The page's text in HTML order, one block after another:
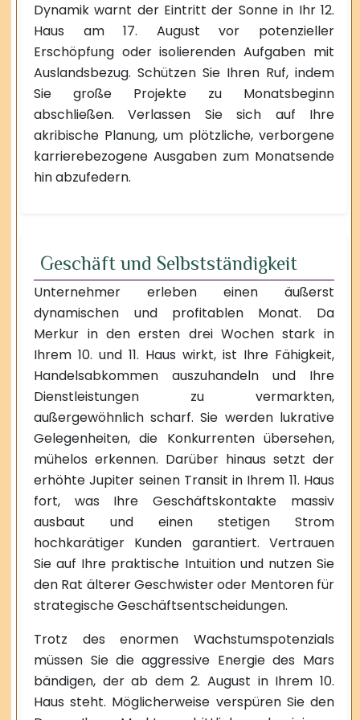
Dynamik warnt der Eintritt der Sonne in Ihr 12.
Haus am 17. August vor potenzieller
Erschöpfung oder isolierenden Aufgaben mit
Auslandsbezug. Schützen Sie Ihren Ruf, indem
Sie große Projekte zu Monatsbeginn
abschließen. Verlassen Sie sich auf Ihre
akribische Planung, um plötzliche, verborgene
karrierebezogene Ausgaben zum Monatsende
hin abzufedern.
Geschäft und Selbstständigkeit
Unternehmer erleben einen äußerst
dynamischen und profitablen Monat. Da
Merkur in den ersten drei Wochen stark in
Ihrem 10. und 11. Haus wirkt, ist Ihre Fähigkeit,
Handelsabkommen auszuhandeln und Ihre
Dienstleistungen zu vermarkten,
außergewöhnlich scharf. Sie werden lukrative
Gelegenheiten, die Konkurrenten übersehen,
mühelos erkennen. Darüber hinaus setzt der
erhöhte Jupiter seinen Transit in Ihrem 11. Haus
fort, was Ihre Geschäftskontakte massiv
ausbaut und einen stetigen Strom
hochkarätiger Kunden garantiert. Vertrauen
Sie auf Ihre praktische Intuition und nutzen Sie
den Rat älterer Geschwister oder Mentoren für
strategische Geschäftsentscheidungen.
Trotz des enormen Wachstumspotenzials
müssen Sie die aggressive Energie des Mars
bändigen, der ab dem 2. August in Ihrem 10.
Haus steht. Möglicherweise verspüren Sie den